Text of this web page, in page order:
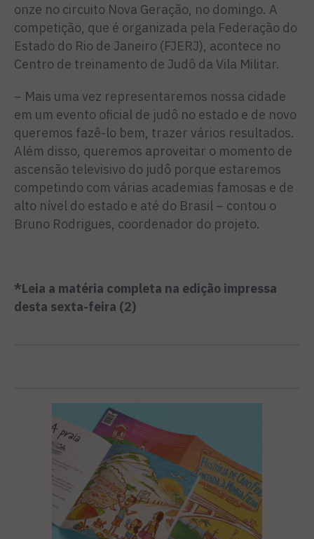
onze no circuito Nova Geração, no domingo. A
competição, que é organizada pela Federação do
Estado do Rio de Janeiro (FJE­RJ), acontece no
Centro de trei­namento de Judô da Vila Militar.
– Mais uma vez representare­mos nossa cidade
em um even­to oficial de judô no estado e de novo
queremos fazê-lo bem, trazer vários resultados.
Além disso, queremos aproveitar o momento de
ascensão televisi­vo do judô porque estaremos
competindo com várias acade­mias famosas e de
alto nível do estado e até do Brasil – contou o
Bruno Rodrigues, coordena­dor do projeto.
*Leia a matéria completa na edição impressa
desta sexta-feira (2)